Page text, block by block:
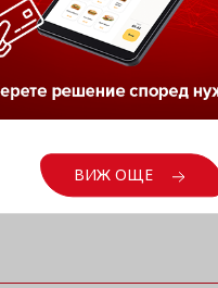
Daisy VEND KL+
ВИЖ ОЩЕ